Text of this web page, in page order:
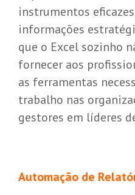
instrumentos
informações
que o Excel sozinho
fornecer aos
as ferramentas
trabalho nas
gestores em líderes
Automação de